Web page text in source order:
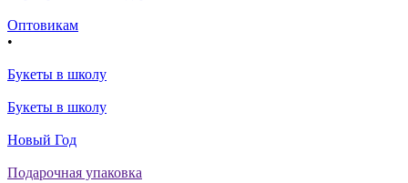
Оптовикам
•
Букеты в школу
Букеты в школу
Новый Год
Подарочная упаковка